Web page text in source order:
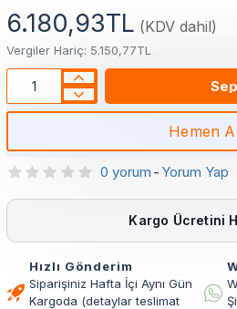
0 yorum - Yorum Yap
6.180,93TL (KDV dahil)
Vergiler Hariç: 5.150,77TL
Hemen
Kargo Ücretini
Hızlı Gönderim
Siparişiniz Hafta İçi Aynı Gün
Kargoda (detaylar teslimat